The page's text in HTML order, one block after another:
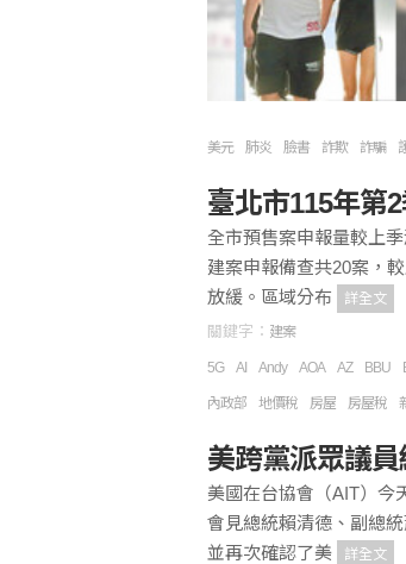
美元 肺炎 臉書 詐欺 詐騙
臺北市115年第
全市預售案申報量較上
建案申報備查共20案，
放緩。區域分布
詳全文
關鍵字： 建案
5G AI Andy AOA AZ BBU
內政部 地價稅 房屋 房屋稅
美跨黨派眾議
美國在台協會（AIT）今
會見總統賴清德、副總
並再次確認了美
詳全文